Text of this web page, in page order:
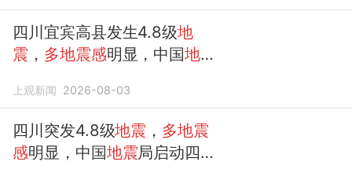
四川宜宾高县发生4.8级地
震 ， 多地震感明显，中国地震
上观新闻 2026-08-03
四川突发4.8级地震 ， 多地震
感明显，中国地震局启动四级